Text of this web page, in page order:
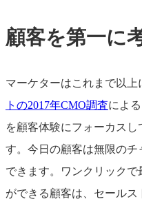
顧客を第一に
マーケターはこれまで以上
トの2017年CMO調査によ
を顧客体験にフォーカス
す。今日の顧客は無限のチ
できます。ワンクリック
ができる顧客は、セール